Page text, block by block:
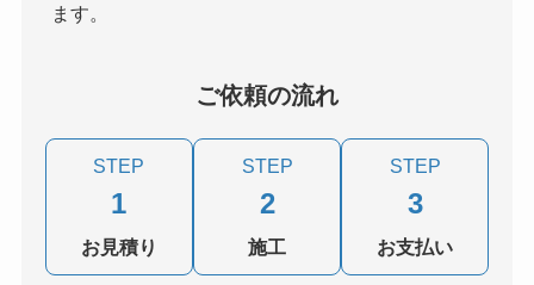
ます。
ご依頼の流れ
STEP
1
お見積り
STEP
2
施工
STEP
3
お支払い